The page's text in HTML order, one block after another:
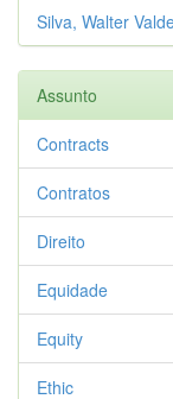
Silva, Walter
Assunto
Contracts
Contratos
Direito
Equidade
Equity
Ethic